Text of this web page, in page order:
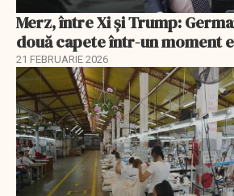
Merz, între Xi și Trump:
două capete într-un moment
21 FEBRUARIE 2026